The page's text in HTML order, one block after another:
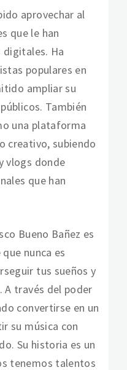
aprovechar al
que le han
Ha
populares en
ampliar su
También
una plataforma
creativo, subiendo
vlogs donde
que han
Bueno Bañez es
nunca es
tus sueños y
A través del poder
convertirse en un
su música con
Su historia es un
tenemos talentos